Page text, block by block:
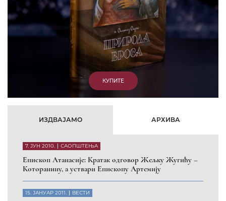
КУПИТЕ
ИЗДВАЈАМО АРХИВА
7. ЈУН 2010. САОПШТЕЊА
Eпископ Атанасије: Кратак одговор Жељку Жугићу –
Которанину, а уствари Епископу Артемију
15. ЈАНУАР 2011. ВЕСТИ